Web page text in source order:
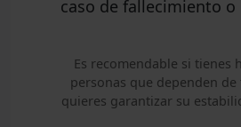
caso de fallecimiento o
Es recomendable si tienes
personas que dependen
quieres garantizar su